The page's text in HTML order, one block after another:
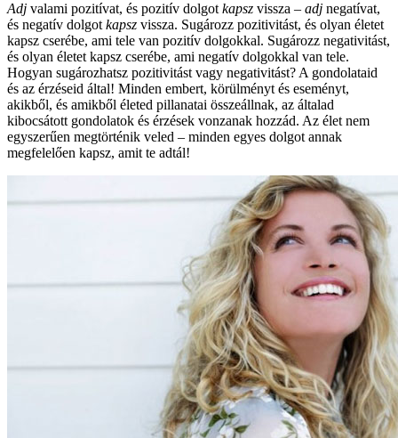
Adj valami pozitívat, és pozitív dolgotkapsz vissza – adj negatívat,
és negatív dolgotkapsz vissza. Sugározz pozitivitást, és olyan életet
kapsz cserébe, ami tele van pozitív dolgokkal. Sugározz negativitást,
és olyan életet kapsz cserébe, ami negatív dolgokkal van tele.
Hogyan sugározhatsz pozitivitást vagy negativitást? A gondolataid
és az érzéseid által! Minden embert, körülményt és eseményt,
akikből, és amikből életed pillanatai összeállnak, az általad
kibocsátott gondolatok és érzések vonzanak hozzád. Az élet nem
egyszerűen megtörténik veled – minden egyes dolgot annak
megfelelően kapsz, amit te adtál!